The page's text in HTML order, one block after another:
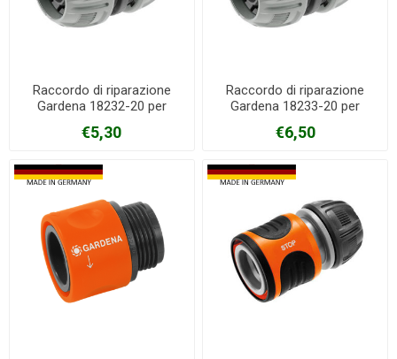
Raccordo di riparazione
Gardena 18232-20 per
€5,30
Raccordo di riparazione
Gardena 18233-20 per
€6,50